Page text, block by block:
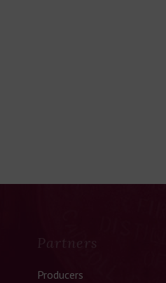
Partners
Producers